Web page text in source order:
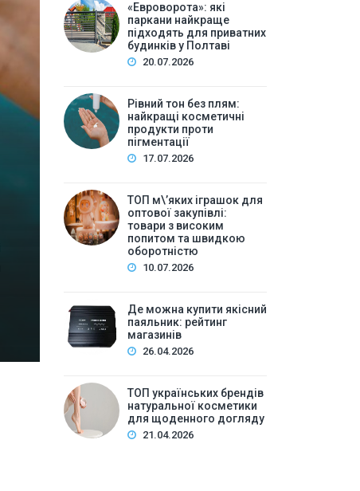
ТОП м\’яких іграшок для
високим попитом
Зміст:Історія попиту на м\’які іграшки: від
оптової закупівлі у 2026 роціKalibri — лідер за
«Евроворота»: які
паркани найкраще
підходять для приватних
будинків у Полтаві
20.07.2026
Рівний тон без плям:
найкращі косметичні
продукти проти
пігментації
17.07.2026
ТОП м\’яких іграшок для
оптової закупівлі:
товари з високим
попитом та швидкою
оборотністю
10.07.2026
Де можна купити якісний
паяльник: рейтинг
магазинів
26.04.2026
ТОП українських брендів
натуральної косметики
для щоденного догляду
21.04.2026